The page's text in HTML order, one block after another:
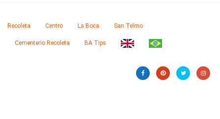
Recoleta Centro La Boca San Telmo
Cementerio Recoleta BA Tips